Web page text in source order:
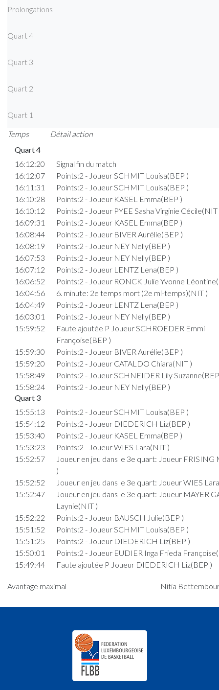
Prolongations
Quart 4
Quart 3
Quart 2
Quart 1
Temps
Détail action
Quart 4
16:12:20
Signal fin du match
16:12:07
Points:2 - Joueur SCHMIT Louisa(BEP )
16:11:31
Points:2 - Joueur SCHMIT Louisa(BEP )
16:10:28
Points:2 - Joueur KASEL Emma(BEP )
16:10:12
Points:2 - Joueur PYEE Sasha Virginie Cécile(NIT
16:09:31
Points:2 - Joueur KASEL Emma(BEP )
16:08:44
Points:2 - Joueur BIVER Aurélie(BEP )
16:08:19
Points:2 - Joueur NEY Nelly(BEP )
16:07:53
Points:2 - Joueur NEY Nelly(BEP )
16:07:12
Points:2 - Joueur LENTZ Lena(BEP )
16:06:52
Points:2 - Joueur RONCK Julie Yvonne
16:04:56
6. minute: 2e temps mort (2e mi-temps)(NIT )
16:04:49
Points:2 - Joueur LENTZ Lena(BEP )
16:03:01
Points:2 - Joueur NEY Nelly(BEP )
15:59:52
Faute ajoutée P Joueur SCHROEDER Emmi
Françoise(BEP )
15:59:30
Points:2 - Joueur BIVER Aurélie(BEP )
15:59:20
Points:2 - Joueur CATALDO Chiara(NIT )
15:58:49
Points:2 - Joueur SCHNEIDER Lily
15:58:24
Points:2 - Joueur NEY Nelly(BEP )
Quart 3
15:55:13
Points:2 - Joueur SCHMIT Louisa(BEP )
15:54:12
Points:2 - Joueur DIEDERICH Liz(BEP )
15:53:40
Points:2 - Joueur KASEL Emma(BEP )
15:53:23
Points:2 - Joueur WIES Lara(NIT )
15:52:57
Joueur en jeu dans le 3e quart: Joueur FRISING
)
15:52:52
Joueur en jeu dans le 3e quart: Joueur WIES
15:52:47
Joueur en jeu dans le 3e quart: Joueur MAYER
Laynie(NIT )
15:52:22
Points:2 - Joueur BAUSCH Julie(BEP )
15:51:52
Points:2 - Joueur SCHMIT Louisa(BEP )
15:51:25
Points:2 - Joueur DIEDERICH Liz(BEP )
15:50:01
Points:2 - Joueur EUDIER Inga Frieda
15:49:44
Faute ajoutée P Joueur DIEDERICH Liz(BEP )
Chiara(NIT )
Louisa(BEP )
5. minute: 1er temps mort (2e mi-temps)(NIT )
Points:2 - Joueur DIEDERICH Liz(BEP )
Points:2 - Joueur RODESCH Tonia(NIT )
Joueur en jeu dans le 3e quart: Joueur
Avantage maximal Nitia